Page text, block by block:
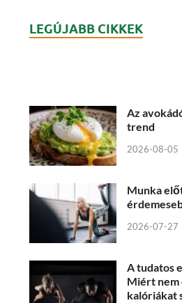
LEGÚJABB CIKKEK
Az
trend
2026-08-05
Munka
2026-07-27
A tudatos
Miért nem
kalóriákat